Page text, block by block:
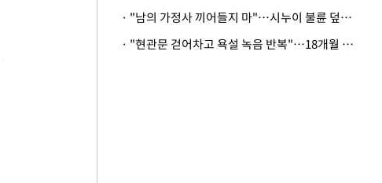
· "남의 가정사 끼어들지 마"…시누이 불륜 덮으려는 남편에 억울한 아내
· "현관문 걷어차고 욕설 녹음 반복"…18개월 아기 키우는 집 뒤흔든 '앞집의 비극'